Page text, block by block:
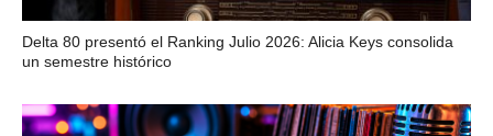
Delta 80 presentó el Ranking Julio 2026: Alicia Keys consolida
un semestre histórico